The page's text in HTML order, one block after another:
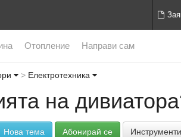
Отопление Направи сам
Електротехника
на
Нова тема Абонирай се